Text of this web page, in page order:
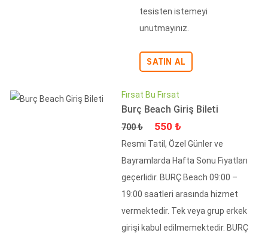
tesisten istemeyi
unutmayınız.
SATIN AL
Fırsat Bu Fırsat
Burç Beach Giriş Bileti
Fiyat
700 ₺ İndirimli Fiyat
550 ₺
Resmi Tatil, Özel Günler ve
Bayramlarda Hafta Sonu Fiyatları
geçerlidir. BURÇ Beach 09:00 –
19:00 saatleri arasında hizmet
vermektedir. Tek veya grup erkek
girişi kabul edilmemektedir. BURÇ